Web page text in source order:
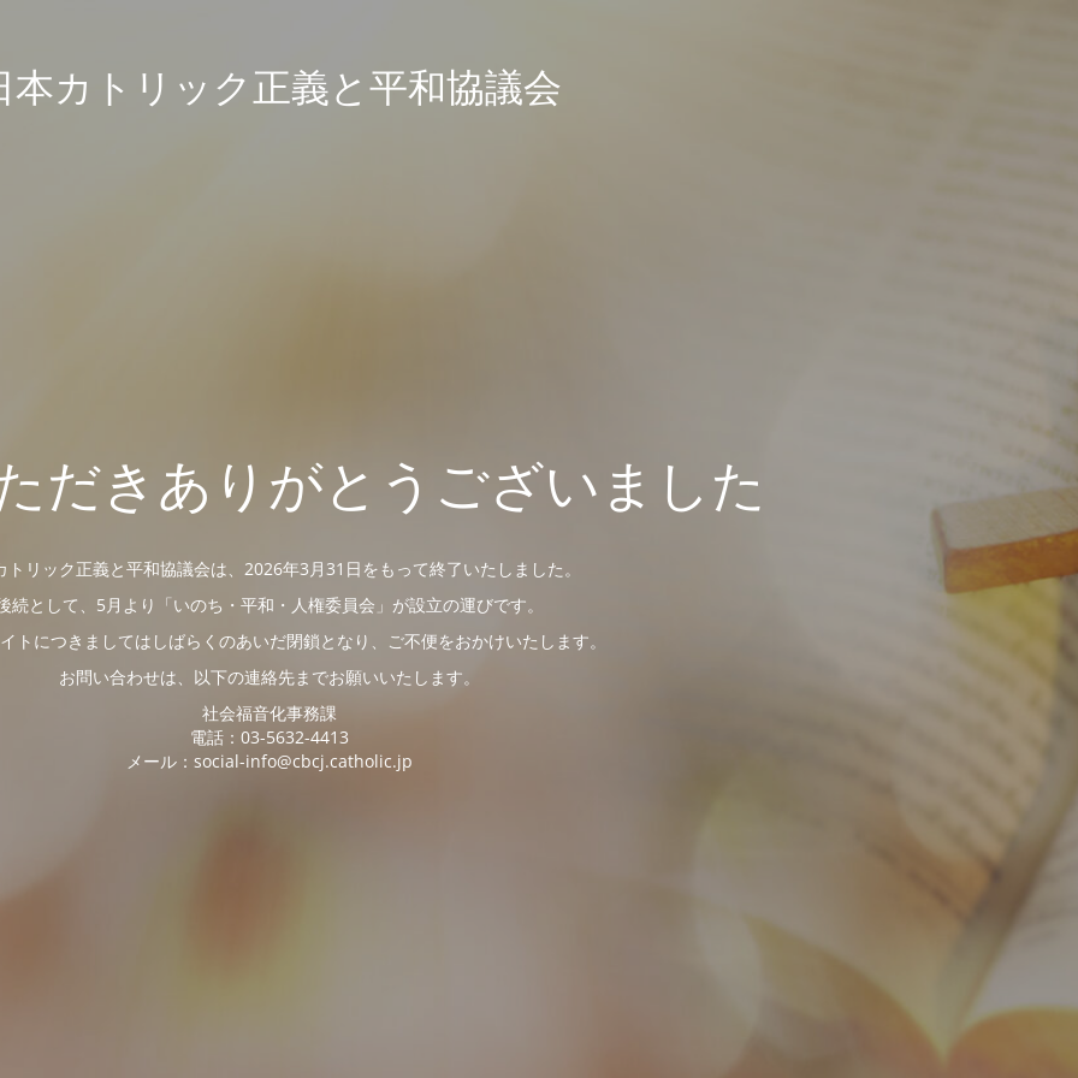
本カトリック正義と平和協議会
だきありがとうございました
トリック正義と平和協議会は、2026年3月31日をもって終了いたしました。
続として、5月より「いのち・平和・人権委員会」が設立の運びです。
トにつきましてはしばらくのあいだ閉鎖となり、ご不便をおかけいたします。
お問い合わせは、以下の連絡先までお願いいたします。
社会福音化事務課
電話：03-5632-4413
メール：social-info@cbcj.catholic.jp